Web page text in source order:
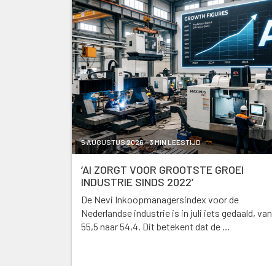
5 AUGUSTUS 2026 - 3 MIN LEESTIJD
‘AI ZORGT VOOR GROOTSTE GROEI
INDUSTRIE SINDS 2022’
De Nevi Inkoopmanagersindex voor de
Nederlandse industrie is in juli iets gedaald, van
55,5 naar 54,4. Dit betekent dat de …